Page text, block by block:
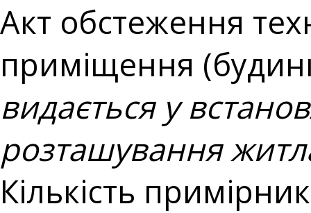
Акт обстеження
приміщення
видається у
розташування
Кількість